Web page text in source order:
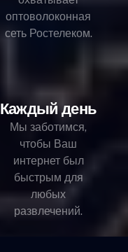
оптоволоконная
сеть Ростелеком.
Каждый день
Мы заботимся,
чтобы Ваш
интернет был
быстрым для
любых
развлечений.